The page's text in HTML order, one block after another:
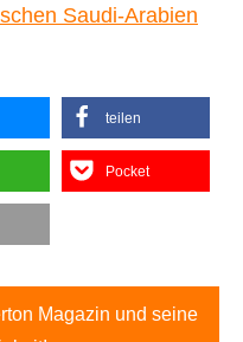
Saudi-Arabien
teilen
Pocket
Magazin und seine